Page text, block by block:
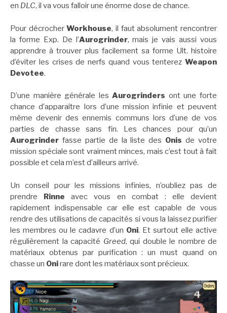
en DLC, il va vous falloir une énorme dose de chance.
Pour décrocherWorkhouse, il faut absolument rencontrer
la forme Exp. De l’Aurogrinder, mais je vais aussi vous
apprendre à trouver plus facilement sa forme Ult. histoire
d’éviter les crises de nerfs quand vous tenterez Weapon
Devotee.
D’une manière générale lesAurogrinders ont une forte
chance d’apparaître lors d’une mission infinie et peuvent
même devenir des ennemis communs lors d’une de vos
parties de chasse sans fin. Les chances pour qu’un
Aurogrinder fasse partie de la liste des Onis de votre
mission spéciale sont vraiment minces, mais c’est tout à fait
possible et cela m’est d’ailleurs arrivé.
Un conseil pour les missions infinies, n’oubliez pas de
prendre Rinne avec vous en combat : elle devient
rapidement indispensable car elle est capable de vous
rendre des utilisations de capacités si vous la laissez purifier
les membres ou le cadavre d’un Oni. Et surtout elle active
régulièrement la capacité Greed, qui double le nombre de
matériaux obtenus par purification : un must quand on
chasse un Onirare dont les matériaux sont précieux.